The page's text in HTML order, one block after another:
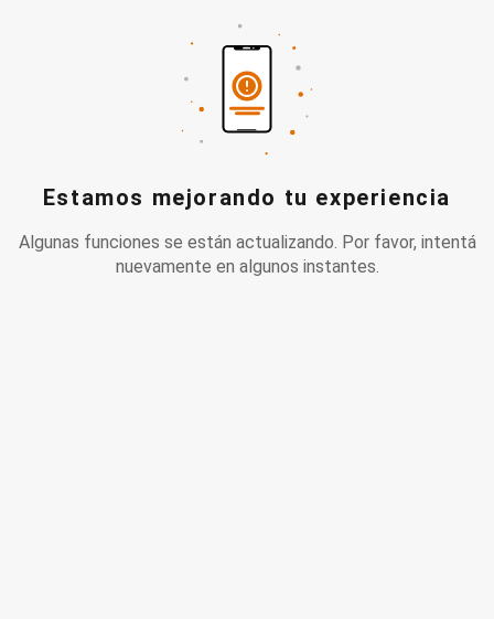
Estamos mejorando tu experiencia
Algunas funciones se están actualizando. Por favor, intentá
nuevamente en algunos instantes.